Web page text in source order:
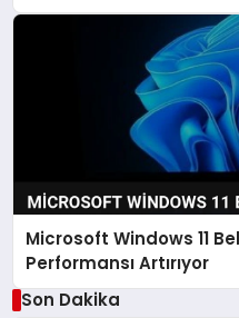
Microsoft Windows 11
Performansı Artırıyor
Son Dakika